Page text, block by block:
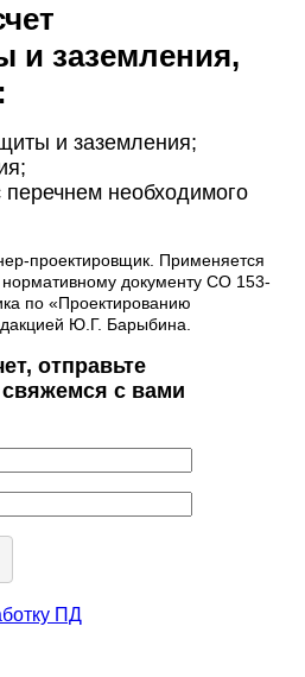
и заземления,
и заземления;
необходимого
проектировщик. Применяется
нормативному документу СО 153-
по «Проектированию
Ю.Г. Барыбина.
отправьте
с вами
ПД